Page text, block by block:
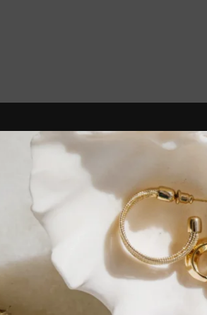
IN DEN WARENKORB
Lebôh – Cargo Kurze Hosen
CHF55.00